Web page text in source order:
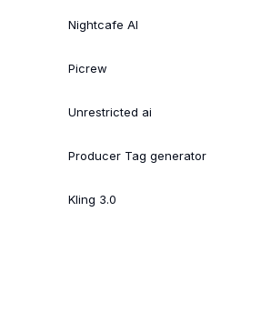
Nightcafe AI
Picrew
Unrestricted ai
Producer Tag generator
Kling 3.0